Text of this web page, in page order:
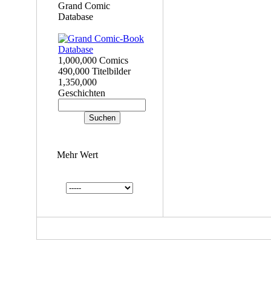
Grand Comic
Database
1,000,000 Comics
490,000 Titelbilder
1,350,000
Geschichten
Mehr Wert